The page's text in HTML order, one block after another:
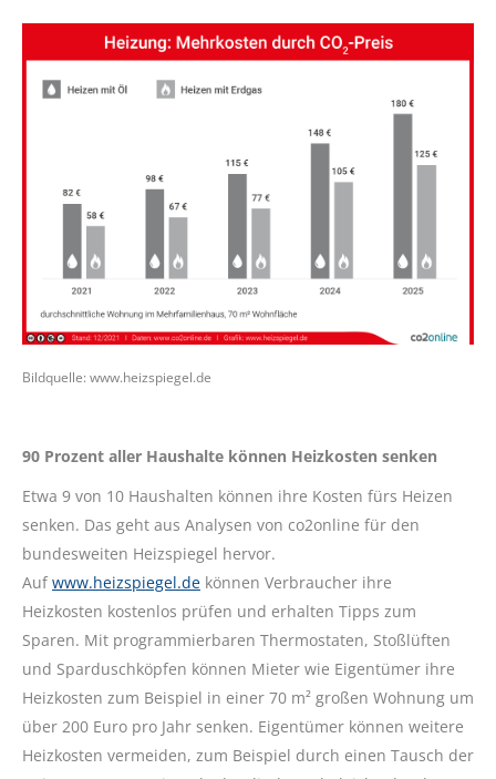
Bildquelle: www.heizspiegel.de
90 Prozent aller Haushalte können Heizkosten senken
Etwa 9 von 10 Haushalten können ihre Kosten fürs Heizen
senken. Das geht aus Analysen von co2online für den
bundesweiten Heizspiegel hervor.
Auf www.heizspiegel.de können Verbraucher ihre
Heizkosten kostenlos prüfen und erhalten Tipps zum
Sparen. Mit programmierbaren Thermostaten, Stoßlüften
und Sparduschköpfen können Mieter wie Eigentümer ihre
Heizkosten zum Beispiel in einer 70 m² großen Wohnung um
über 200 Euro pro Jahr senken. Eigentümer können weitere
Heizkosten vermeiden, zum Beispiel durch einen Tausch der